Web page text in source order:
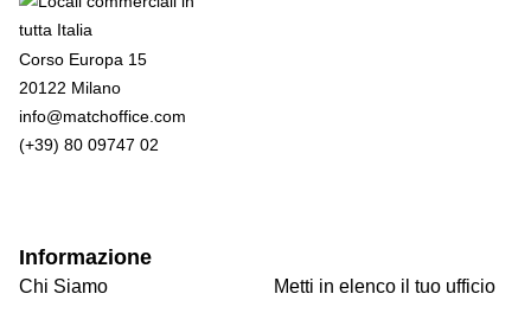
Corso Europa 15
20122 Milano
info@matchoffice.com
(+39) 80 09747 02
Informazione
Chi Siamo
Metti in elenco il tuo ufficio